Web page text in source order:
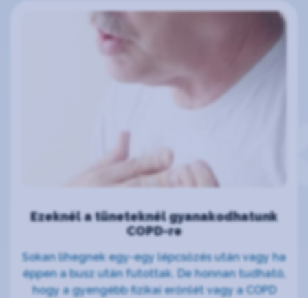
Ezeknél a tüneteknél gyanakodhatunk
COPD-re
Sokan lihegnek egy-egy lépcsőzés után vagy ha
éppen a busz után futottak. De honnan tudható,
hogy a gyengébb fizikai erőnlét vagy a COPD